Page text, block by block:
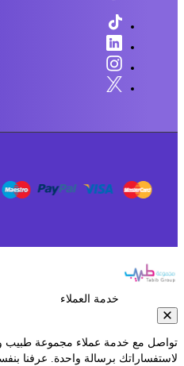
خدمة العملاء
مع خدمة عملاء مجموعة طبيب
برسالة واحدة. عرفنا بنفسك